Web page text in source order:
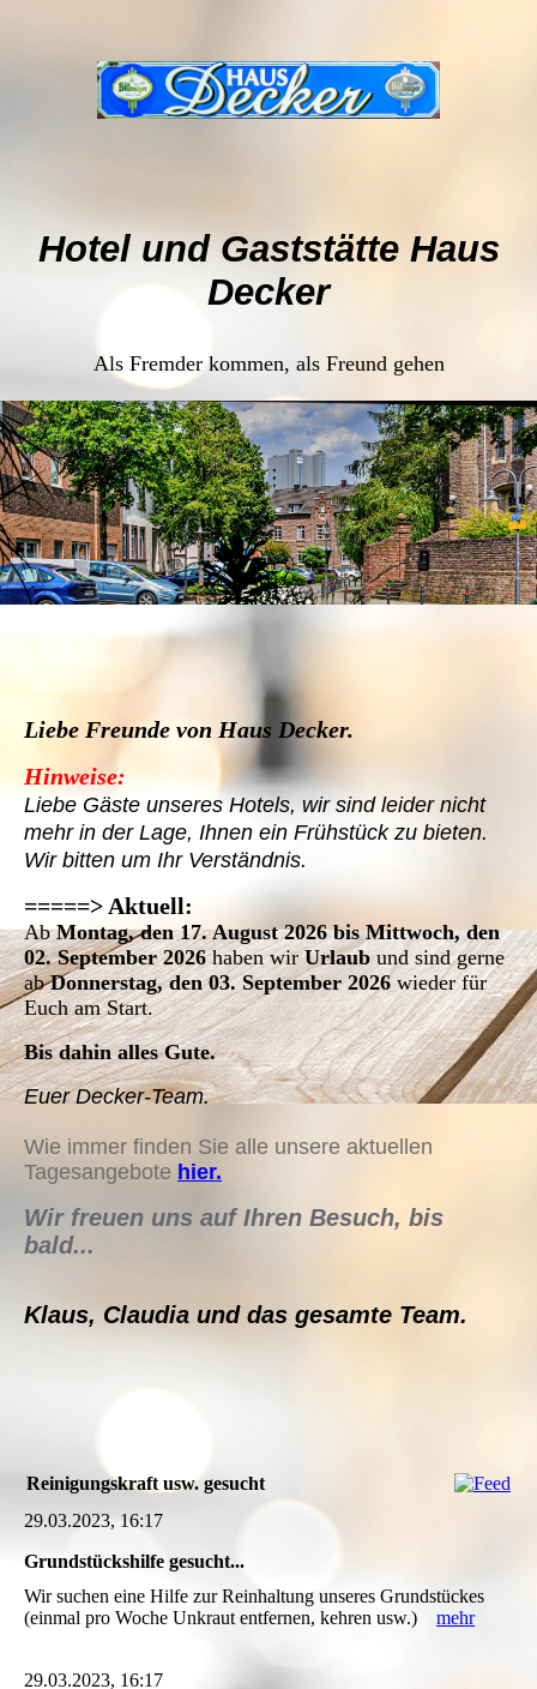
Hotel und Gaststätte Haus
Decker
Als Fremder kommen, als Freund gehen
Liebe Freunde von Haus Decker.
Hinweise:
Liebe Gäste unseres Hotels, wir sind leider nicht
mehr in der Lage, Ihnen ein Frühstück zu bieten.
Wir bitten um Ihr Verständnis.
=====> Aktuell:
AbMontag, den 17. August 2026 bis Mittwoch, den
02. September 2026haben wirUrlaubund sind gerne
abDonnerstag, den 03. September 2026wieder für
Euch am Start.
Bis dahin alles Gute.
Euer Decker-Team.
Wie immer finden Sie alle unsere aktuellen
Tagesangebote hier.
Wir freuen uns auf Ihren Besuch, bis
bald...
Klaus, Claudia und das gesamte Team.
Reinigungskraft usw. gesucht
29.03.2023, 16:17
Grundstückshilfe gesucht...
Wir suchen eine Hilfe zur Reinhaltung unseres Grundstückes
(einmal pro Woche Unkraut entfernen, kehren usw.) mehr
29.03.2023, 16:17